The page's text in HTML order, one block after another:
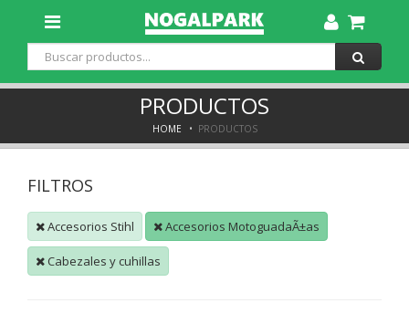
Toggle
Dropdown
PRODUCTOS
HOME PRODUCTOS
FILTROS
Accesorios Stihl Accesorios MotoguadaÃ±as
Cabezales y cuhillas